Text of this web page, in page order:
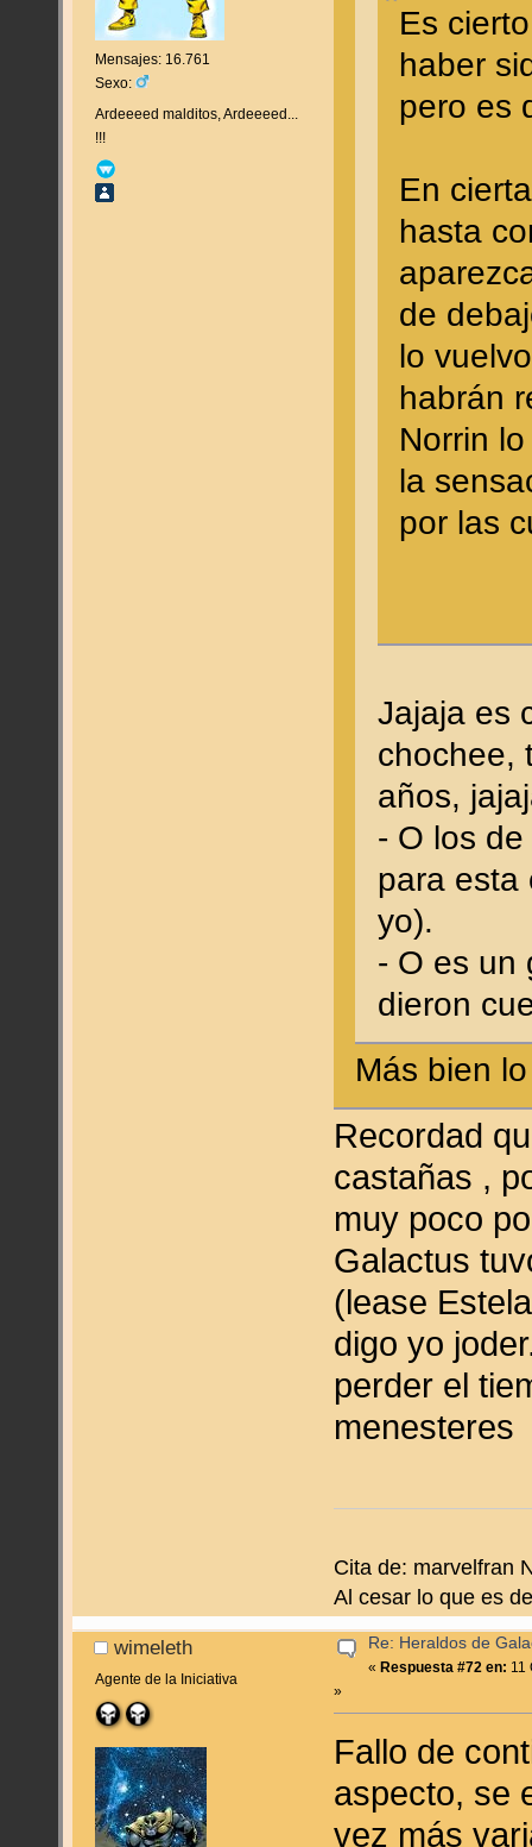
Mensajes: 16.761
Sexo:
Ardeeeed malditos, Ardeeeed...
!!!
Es
haber
pero es
En
hasta
de
lo
habrán
Norrin
la
por las
Jajaja es
chochee,
años,
- O los
para esta
yo).
- O es un
dieron
Más bien
Recordad
castañas ,
muy poco
Galactus
(lease
digo yo
perder el
menesteres
Cita de: marvelfran
Al cesar lo que es
wimeleth
Agente de la Iniciativa
Re: Heraldos de
« Respuesta #72 en: 11
»
Fallo de
aspecto, se
vez más